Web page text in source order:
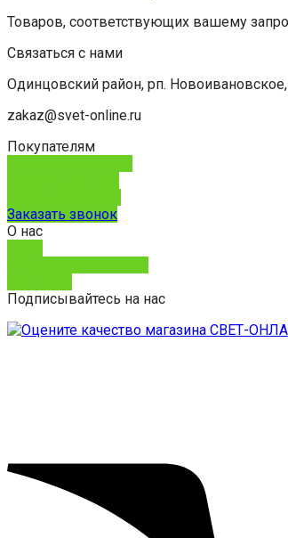
Товаров, соответствующих вашему
Связаться с нами
Одинцовский район, рп.
zakaz@svet-online.ru
Покупателям
Заказать звонок
О нас
Подписывайтесь на нас